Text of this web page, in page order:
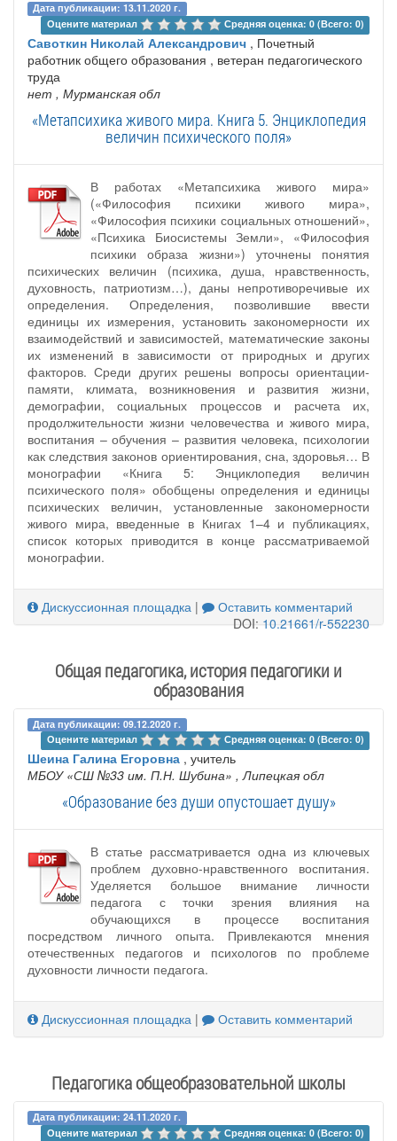
Дата публикации: 13.11.2020 г.
Оцените материал
Средняя оценка: 0 (Всего: 0)
Савоткин Николай Александрович , Почетный
работник общего образования , ветеран педагогического
труда
нет , Мурманская обл
«Метапсихика живого мира. Книга 5. Энциклопедия
величин психического поля»
В работах «Метапсихика живого мира»
(«Философия психики живого мира»,
«Философия психики социальных отношений»,
«Психика Биосистемы Земли», «Философия
психики образа жизни») уточнены понятия
психических величин (психика, душа, нравственность,
духовность, патриотизм…), даны непротиворечивые их
определения. Определения, позволившие ввести
единицы их измерения, установить закономерности их
взаимодействий и зависимостей, математические законы
их изменений в зависимости от природных и других
факторов. Среди других решены вопросы ориентации-
памяти, климата, возникновения и развития жизни,
демографии, социальных процессов и расчета их,
продолжительности жизни человечества и живого мира,
воспитания – обучения – развития человека, психологии
как следствия законов ориентирования, сна, здоровья… В
монографии «Книга 5: Энциклопедия величин
психического поля» обобщены определения и единицы
психических величин, установленные закономерности
живого мира, введенные в Книгах 1–4 и публикациях,
список которых приводится в конце рассматриваемой
монографии.
Дискуссионная площадка |
Оставить комментарий
DOI:10.21661/r-552230
Общая педагогика, история педагогики и
образования
Дата публикации: 09.12.2020 г.
Оцените материал
Средняя оценка: 0 (Всего: 0)
Шеина Галина Егоровна , учитель
МБОУ «СШ №33 им. П.Н. Шубина» , Липецкая обл
«Образование без души опустошает душу»
В статье рассматривается одна из ключевых
проблем духовно-нравственного воспитания.
Уделяется большое внимание личности
педагога с точки зрения влияния на
обучающихся в процессе воспитания
посредством личного опыта. Привлекаются мнения
отечественных педагогов и психологов по проблеме
духовности личности педагога.
Дискуссионная площадка | Оставить комментарий
Педагогика общеобразовательной школы
Дата публикации: 24.11.2020 г.
Оцените материал
Средняя оценка: 0 (Всего: 0)